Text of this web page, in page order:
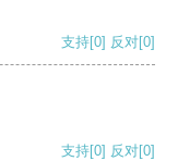
支持[0] 反对[0]
支持[0] 反对[0]